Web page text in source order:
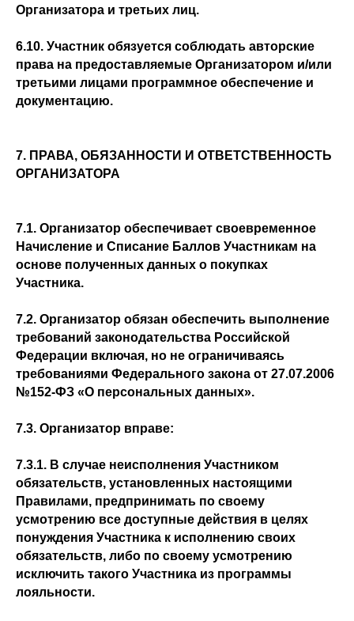
Организатора и третьих лиц.
6.10. Участник обязуется соблюдать авторские
права на предоставляемые Организатором и/или
третьими лицами программное обеспечение и
документацию.
7. ПРАВА, ОБЯЗАННОСТИ И ОТВЕТСТВЕННОСТЬ
ОРГАНИЗАТОРА
7.1. Организатор обеспечивает своевременное
Начисление и Списание Баллов Участникам на
основе полученных данных о покупках
Участника.
7.2. Организатор обязан обеспечить выполнение
требований законодательства Российской
Федерации включая, но не ограничиваясь
требованиями Федерального закона от 27.07.2006
№152-ФЗ «О персональных данных».
7.3. Организатор вправе:
7.3.1. В случае неисполнения Участником
обязательств, установленных настоящими
Правилами, предпринимать по своему
усмотрению все доступные действия в целях
понуждения Участника к исполнению своих
обязательств, либо по своему усмотрению
исключить такого Участника из программы
лояльности.